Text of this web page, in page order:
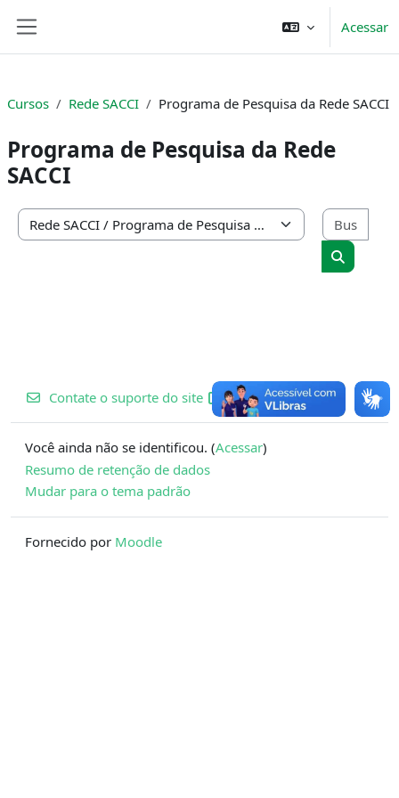
Acessar
Cursos Rede SACCI Programa de Pesquisa da Rede SACCI
Programa de Pesquisa da Rede
SACCI
Categorias de Cursos
Buscar
Contate o suporte do site
Você ainda não se identificou. (Acessar)
Resumo de retenção de dados
Mudar para o tema padrão
Fornecido por Moodle